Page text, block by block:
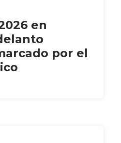
en
por el